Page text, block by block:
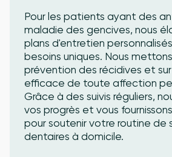
Pour les patients ayant des
maladie des gencives, nous
plans d'entretien
besoins uniques. Nous
prévention des récidives et
efficace de toute affection
Grâce à des suivis réguliers,
vos progrès et vous
pour soutenir votre routine de
dentaires à domicile.